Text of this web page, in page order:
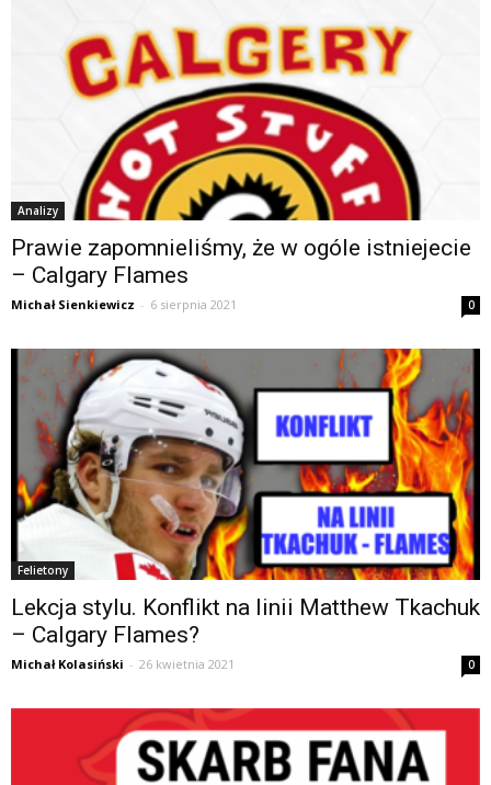
Analizy
Prawie zapomnieliśmy, że w ogóle istniejecie
– Calgary Flames
Michał Sienkiewicz - 6 sierpnia 2021 0
Felietony
Lekcja stylu. Konflikt na linii Matthew Tkachuk
– Calgary Flames?
Michał Kolasiński - 26 kwietnia 2021 0